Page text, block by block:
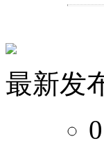
最新发